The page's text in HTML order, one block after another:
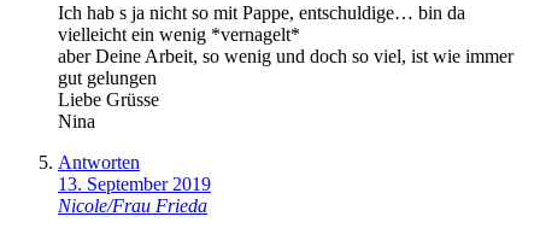
Ich hab s ja nicht so mit Pappe, entschuldige… bin da
vielleicht ein wenig *vernagelt*
aber Deine Arbeit, so wenig und doch so viel, ist wie immer
gut gelungen
Liebe Grüsse
Nina
Antworten
13. September 2019
Nicole/Frau Frieda